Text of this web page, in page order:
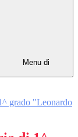
Menu di
grado "Leonardo